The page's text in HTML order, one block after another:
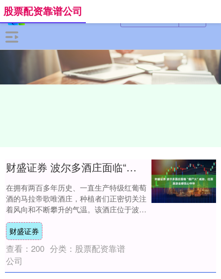
股票配资靠谱公司
财盛证券 波尔多酒庄面临“僵尸火”威胁，红酒旅游业都忧心忡忡
在拥有两百多年历史、一直生产特级红葡萄
酒的马拉帝歌唯酒庄，种植者们正密切关注
着风向和不断攀升的气温。该酒庄位于波尔
多南部，距离因火灾风险而疏散的区域仅10
公里。....
财盛证券
查看： 200 分类： 股票配资靠谱
公司